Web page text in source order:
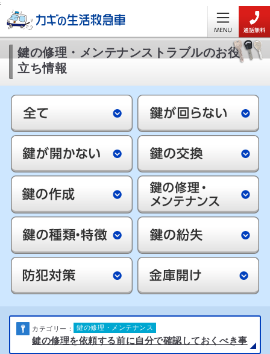
:
鍵の修理・メンテナンストラブルのお役
立ち情報
カテゴリー： 鍵の修理・メンテナンス
鍵の修理を依頼する前に自分で確認しておくべき事